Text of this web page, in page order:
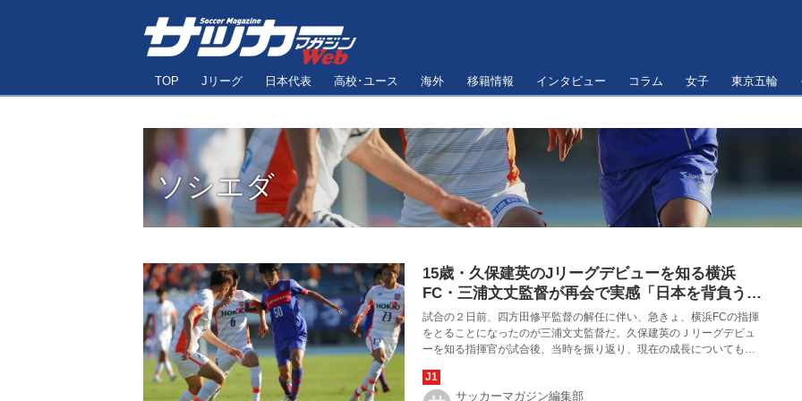
TOP Jリーグ 日本代表 高校･ユース 海外 移籍情報 インタビュー コラム 女子 東京五輪
ソシエダ
15歳・久保建英のJリーグデビューを知る横浜
FC・三浦文丈監督が再会で実感「日本を背負うと
思ったのは間違いじゃなかった」
試合の２日前、四方田修平監督の解任に伴い、急きょ、横浜FCの指揮
をとることになったのが三浦文丈監督だ。久保建英のＪリーグデビュ
ーを知る指揮官が試合後、当時を振り返り、現在の成長についても語
サッカーマガジン編集部